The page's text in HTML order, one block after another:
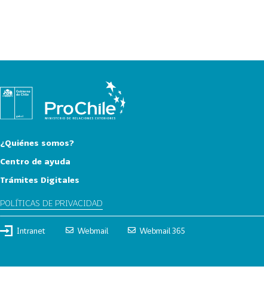
¿Quiénes somos?
Centro de ayuda
Trámites Digitales
POLÍTICAS DE PRIVACIDAD
Intranet Webmail Webmail 365